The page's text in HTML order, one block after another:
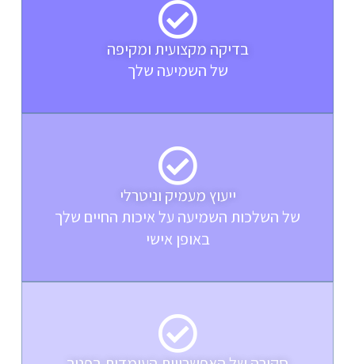
בדיקה מקצועית ומקיפה
של השמיעה שלך
ייעוץ מעמיק וניטרלי
של השלכות השמיעה על איכות החיים שלך
באופן אישי